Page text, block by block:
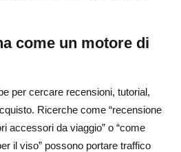
come un motore di
per cercare recensioni, tutorial,
Ricerche come “recensione
accessori da viaggio” o “come
il viso” possono portare traffico